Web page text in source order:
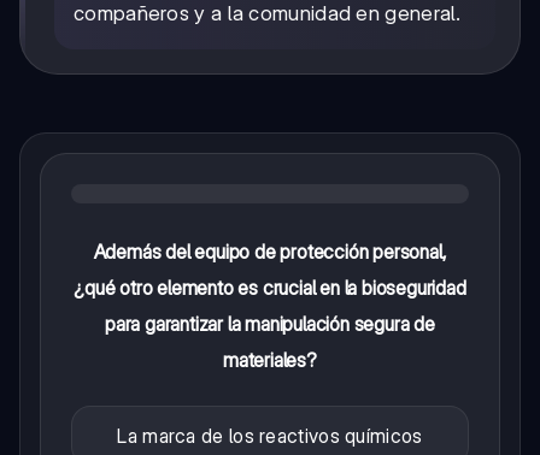
compañeros y a la comunidad en general.
Además del equipo de protección personal,
¿qué otro elemento es crucial en la bioseguridad
para garantizar la manipulación segura de
materiales?
La marca de los reactivos químicos